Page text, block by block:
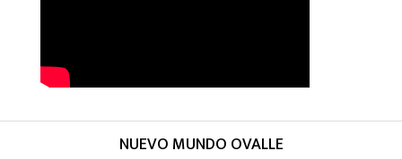
NUEVO MUNDO OVALLE